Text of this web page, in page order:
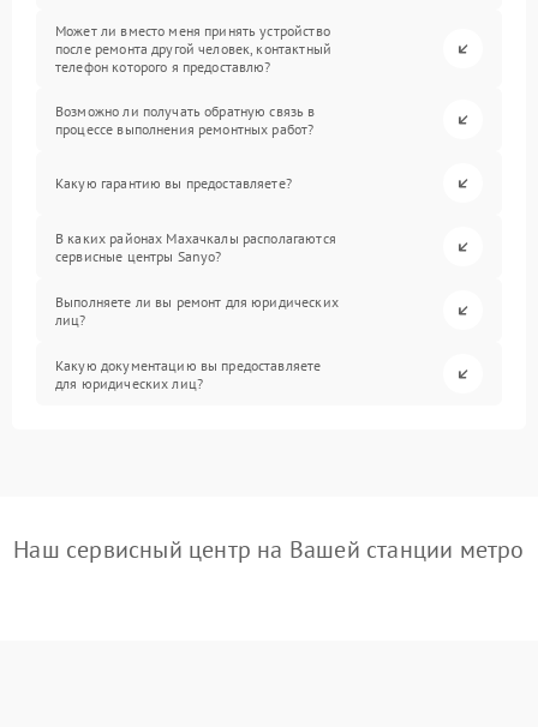
Может ли вместо меня принять устройство
после ремонта другой человек, контактный
телефон которого я предоставлю?
Возможно ли получать обратную связь в
процессе выполнения ремонтных работ?
Какую гарантию вы предоставляете?
В каких районах Махачкалы располагаются
сервисные центры Sanyo?
Выполняете ли вы ремонт для юридических
лиц?
Какую документацию вы предоставляете
для юридических лиц?
Наш сервисный центр на Вашей станции метро